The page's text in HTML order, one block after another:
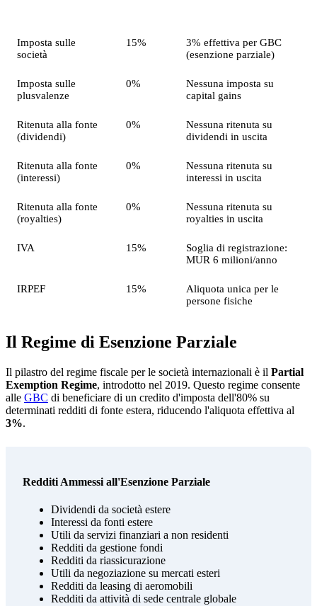
Imposta sulle
società
15%
3% effettiva per GBC
(esenzione parziale)
Imposta sulle
plusvalenze
0%
Nessuna imposta su
capital gains
Ritenuta alla fonte
(dividendi)
0%
Nessuna ritenuta su
dividendi in uscita
Ritenuta alla fonte
(interessi)
0%
Nessuna ritenuta su
interessi in uscita
Ritenuta alla fonte
(royalties)
0%
Nessuna ritenuta su
royalties in uscita
IVA 15%
Soglia di registrazione:
MUR 6 milioni/anno
IRPEF 15%
Aliquota unica per le
persone fisiche
Il Regime di Esenzione Parziale
Il pilastro del regime fiscale per le società internazionali è il Partial
Exemption Regime, introdotto nel 2019. Questo regime consente
alle GBC di beneficiare di un credito d'imposta dell'80% su
determinati redditi di fonte estera, riducendo l'aliquota effettiva al
3%.
Redditi Ammessi all'Esenzione Parziale
Dividendi da società estere
Interessi da fonti estere
Utili da servizi finanziari a non residenti
Redditi da gestione fondi
Redditi da riassicurazione
Utili da negoziazione su mercati esteri
Redditi da leasing di aeromobili
Redditi da attività di sede centrale globale